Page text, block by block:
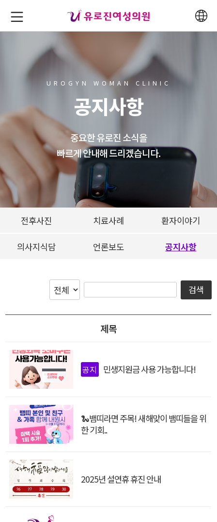
UROGYN WOMAN CLINIC
공지사항
중요한 유로진 소식을
빠르게 안내해 드리겠습니다.
전후사진 치료사례 환자이야기
의사지식담 언론보도 공지사항
검색
제목
공지 민생지원금 사용 가능합니다!
🐍뱀띠라면 주목! 새해맞이 뱀띠들을 위
한 기회..
2025년 설연휴 휴진 안내